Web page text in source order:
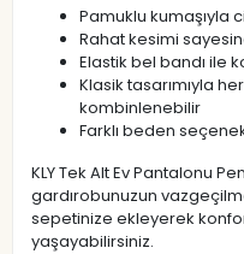
Pamuklu kumaşıyla
Rahat kesimi
Elastik bel bandı ile
Klasik tasarımıyla
kombinlenebilir
Farklı beden
KLY Tek Alt Ev Pantalonu
gardırobunuzun
sepetinize ekleyerek konfor
yaşayabilirsiniz.